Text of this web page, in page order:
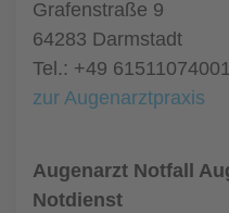
Grafenstraße 9
64283 Darmstadt
Tel.: +49 61511074001
zur Augenarztpraxis
Augenarzt Notfall
Notdienst